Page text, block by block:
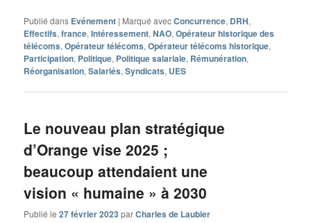
Publié dans Evénement | Marqué avecConcurrence, DRH,
Effectifs,france,Intéressement,NAO,Opérateur historique des
télécoms,Opérateur télécoms,Opérateur télécoms historique,
Participation, Politique, Politique salariale, Rémunération,
Réorganisation,Salariés,Syndicats, UES
Le nouveau plan stratégique
d’Orange vise 2025 ;
beaucoup attendaient une
vision « humaine » à 2030
Publié le27 février 2023 parCharles de Laubier